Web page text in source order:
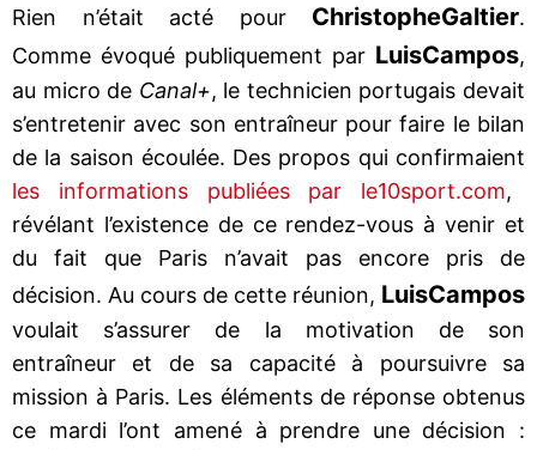
Rien n’était acté pour ChristopheGaltier.
Comme évoqué publiquement par LuisCampos,
au micro de Canal+, le technicien portugais devait
s’entretenir avec son entraîneur pour faire le bilan
de la saison écoulée. Des propos qui confirmaient
les informations publiées par le10sport.com,
révélant l’existence de ce rendez-vous à venir et
du fait que Paris n’avait pas encore pris de
décision. Au cours de cette réunion, LuisCampos
voulait s’assurer de la motivation de son
entraîneur et de sa capacité à poursuivre sa
mission à Paris. Les éléments de réponse obtenus
ce mardi l’ont amené à prendre une décision :